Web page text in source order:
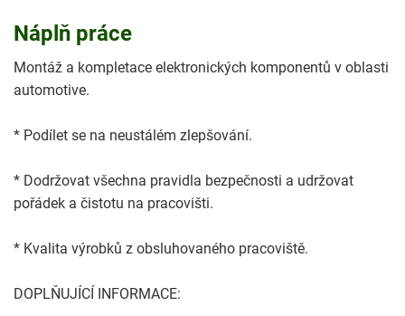
Náplň práce
Montáž a kompletace elektronických komponentů v oblasti
automotive.
* Podílet se na neustálém zlepšování.
* Dodržovat všechna pravidla bezpečnosti a udržovat
pořádek a čistotu na pracovišti.
* Kvalita výrobků z obsluhovaného pracoviště.
DOPLŇUJÍCÍ INFORMACE: